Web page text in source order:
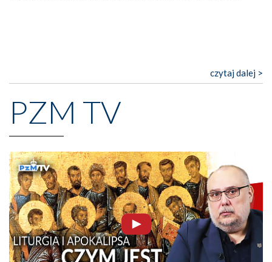
czytaj dalej >
PZM TV